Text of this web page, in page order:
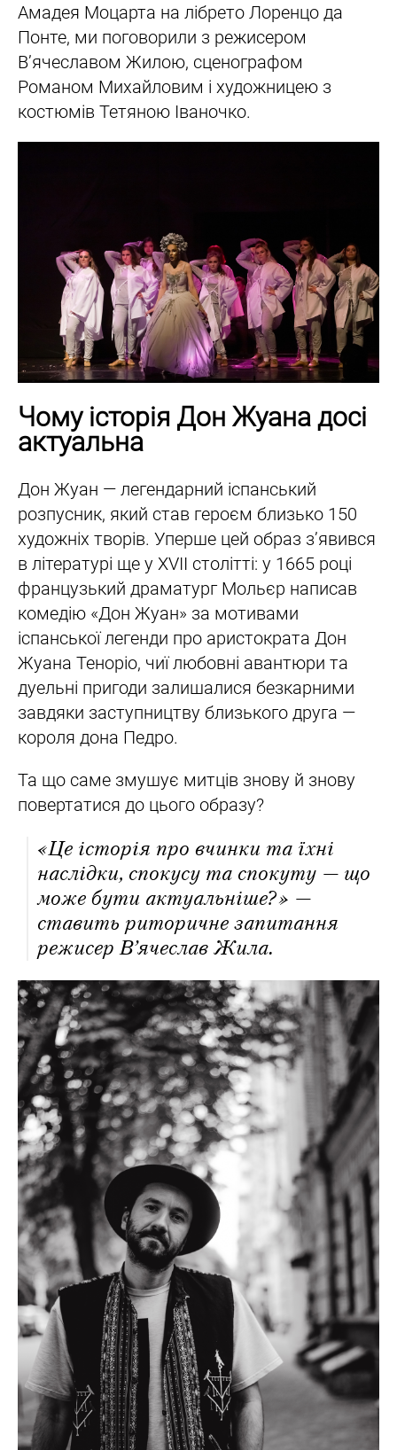
Амадея Моцарта на лібрето Лоренцо да
Понте, ми поговорили з режисером
В’ячеславом Жилою, сценографом
Романом Михайловим і художницею з
костюмів Тетяною Іваночко.
Чому історія Дон Жуана досі
актуальна
Дон Жуан — легендарний іспанський
розпусник, який став героєм близько 150
художніх творів. Уперше цей образ з’явився
в літературі ще у XVII столітті: у 1665 році
французький драматург Мольєр написав
комедію «Дон Жуан» за мотивами
іспанської легенди про аристократа Дон
Жуана Теноріо, чиї любовні авантюри та
дуельні пригоди залишалися безкарними
завдяки заступництву близького друга —
короля дона Педро.
Та що саме змушує митців знову й знову
повертатися до цього образу?
«Це історія про вчинки та їхні
наслідки, спокусу та спокуту — що
може бути актуальніше?» —
ставить риторичне запитання
режисер В’ячеслав Жила.